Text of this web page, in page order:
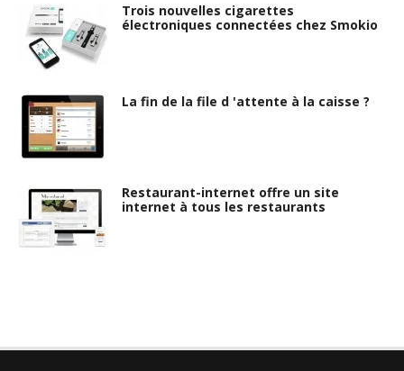
Trois nouvelles cigarettes
électroniques connectées chez Smokio
La fin de la file d 'attente à la caisse ?
Restaurant-internet offre un site
internet à tous les restaurants